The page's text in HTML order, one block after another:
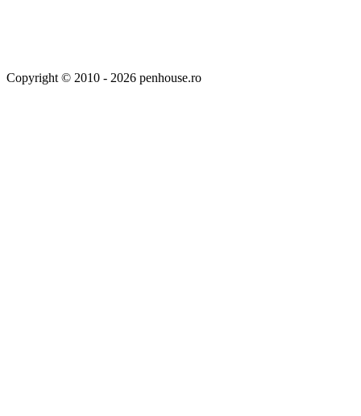
Copyright © 2010 - 2026 penhouse.ro